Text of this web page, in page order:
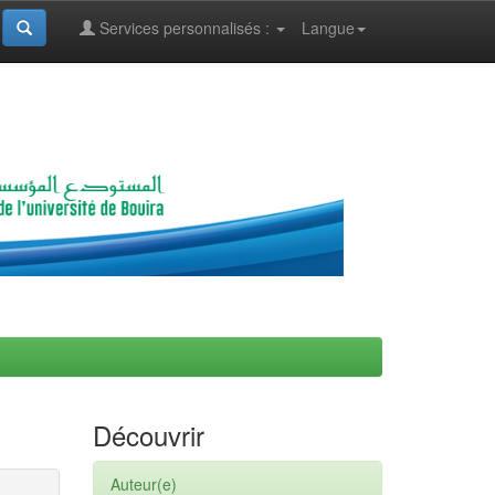
Langue
Services personnalisés :
Découvrir
Auteur(e)